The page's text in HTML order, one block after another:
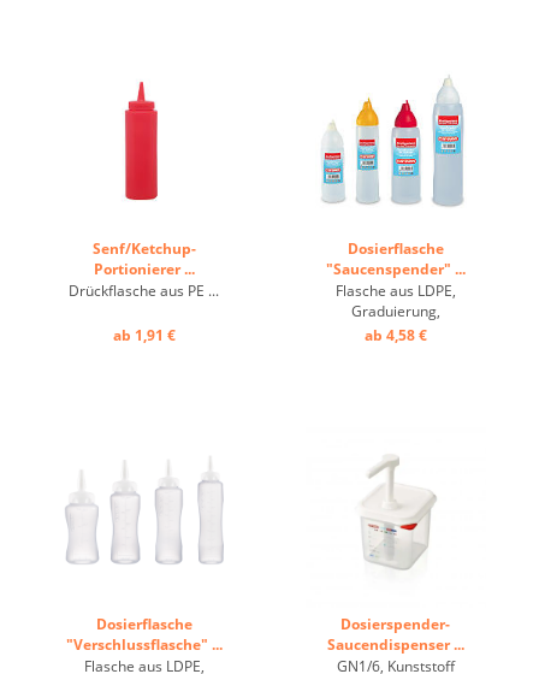
Senf/Ketchup-
Portionierer ...
Drückflasche aus PE ...
ab 1,91 €
Dosierflasche
"Saucenspender" ...
Flasche aus LDPE,
Graduierung,
Silikonverschluss ...
ab 4,58 €
Dosierflasche
"Verschlussflasche" ...
Flasche aus LDPE,
Dosierspender-
Saucendispenser ...
GN1/6, Kunststoff